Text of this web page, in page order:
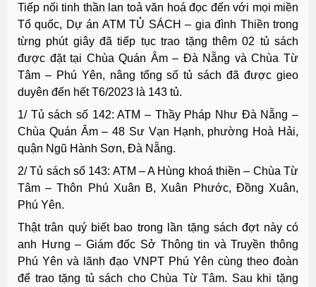
Tiếp nối tinh thần lan toả văn hoá đọc đến với mọi miền
Tổ quốc, Dự án ATM TỦ SÁCH – gia đình Thiền trong
từng phút giây đã tiếp tục trao tặng thêm 02 tủ sách
được đặt tại Chùa Quán Âm – Đà Nẵng và Chùa Từ
Tâm – Phú Yên, nâng tổng số tủ sách đã được gieo
duyên đến hết T6/2023 là 143 tủ.
1/ Tủ sách số 142: ATM – Thầy Pháp Như Đà Nẵng –
Chùa Quán Âm – 48 Sư Vạn Hạnh, phường Hoà Hải,
quận Ngũ Hành Sơn, Đà Nẵng.
2/ Tủ sách số 143: ATM – A Hùng khoá thiền – Chùa Từ
Tâm – Thôn Phú Xuân B, Xuân Phước, Đồng Xuân,
Phú Yên.
Thật trân quý biết bao trong lần tặng sách đợt này có
anh Hưng – Giám đốc Sở Thông tin và Truyền thông
Phú Yên và lãnh đạo VNPT Phú Yên cùng theo đoàn
để trao tặng tủ sách cho Chùa Từ Tâm. Sau khi tặng